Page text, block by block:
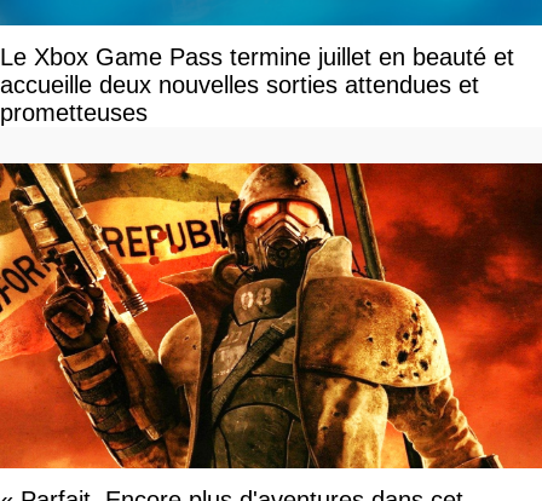
Le Xbox Game Pass termine juillet en beauté et
accueille deux nouvelles sorties attendues et
prometteuses